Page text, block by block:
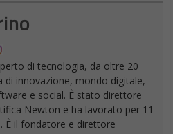
di tecnologia, da oltre 20
di innovazione, mondo digitale,
e social. È stato direttore
Newton e ha lavorato per 11
È il fondatore e direttore